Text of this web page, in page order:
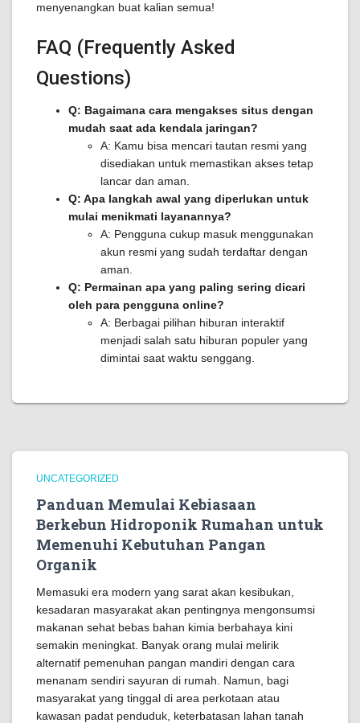
menyenangkan buat kalian semua!
FAQ (Frequently Asked
Questions)
Q: Bagaimana cara mengakses situs dengan
mudah saat ada kendala jaringan?
A: Kamu bisa mencari tautan resmi yang
disediakan untuk memastikan akses tetap
lancar dan aman.
Q: Apa langkah awal yang diperlukan untuk
mulai menikmati layanannya?
A: Pengguna cukup masuk menggunakan
akun resmi yang sudah terdaftar dengan
aman.
Q: Permainan apa yang paling sering dicari
oleh para pengguna online?
A: Berbagai pilihan hiburan interaktif
menjadi salah satu hiburan populer yang
dimintai saat waktu senggang.
UNCATEGORIZED
Panduan Memulai Kebiasaan
Berkebun Hidroponik Rumahan untuk
Memenuhi Kebutuhan Pangan
Organik
Memasuki era modern yang sarat akan kesibukan,
kesadaran masyarakat akan pentingnya mengonsumsi
makanan sehat bebas bahan kimia berbahaya kini
semakin meningkat. Banyak orang mulai melirik
alternatif pemenuhan pangan mandiri dengan cara
menanam sendiri sayuran di rumah. Namun, bagi
masyarakat yang tinggal di area perkotaan atau
kawasan padat penduduk, keterbatasan lahan tanah